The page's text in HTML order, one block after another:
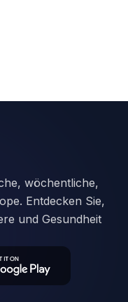
wöchentliche,
Entdecken Sie,
und Gesundheit